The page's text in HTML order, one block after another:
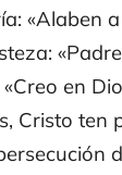
«Alaben
en
Cristo